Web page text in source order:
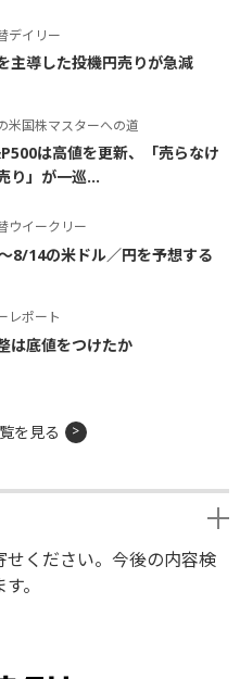
デイリー
主導した投機円売りが急減
米国株マスターへの道
は高値を更新、「売らなけ
り」が一巡...
ウイークリー
8/14の米ドル／円を予想する
レポート
は底値をつけたか
を見る
せください。今後の内容検
。